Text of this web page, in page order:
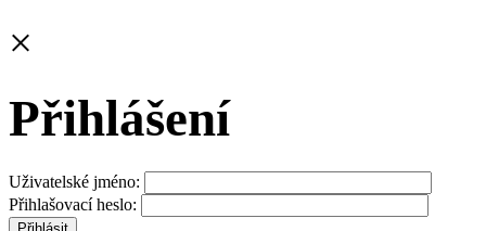
×
Přihlášení
Uživatelské jméno:
Přihlašovací heslo: